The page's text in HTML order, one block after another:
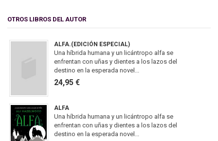
OTROS LIBROS DEL AUTOR
ALFA.(EDICIÓN ESPECIAL)
Una híbrida humana y un licántropo alfa se
enfrentan con uñas y dientes a los lazos del
destino en la esperada novel...
24,95 €
ALFA
Una híbrida humana y un licántropo alfa se
enfrentan con uñas y dientes a los lazos del
destino en la esperada novel...